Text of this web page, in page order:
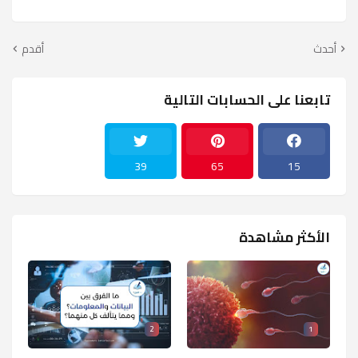
أحدث أقدم
تابعنا على الحسابات التالية
15
65
39
الأكثر مشاهدة
1
2